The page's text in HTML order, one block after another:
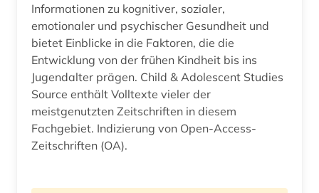
Informationen zu kognitiver, sozialer,
emotionaler und psychischer Gesundheit und
bietet Einblicke in die Faktoren, die die
Entwicklung von der frühen Kindheit bis ins
Jugendalter prägen. Child & Adolescent Studies
Source enthält Volltexte vieler der
meistgenutzten Zeitschriften in diesem
Fachgebiet. Indizierung von Open-Access-
Zeitschriften (OA).